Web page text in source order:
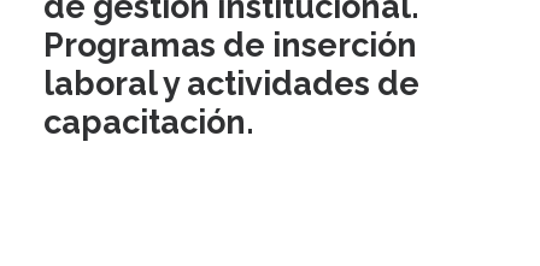
Programas de inserción
laboral y actividades de
capacitación.